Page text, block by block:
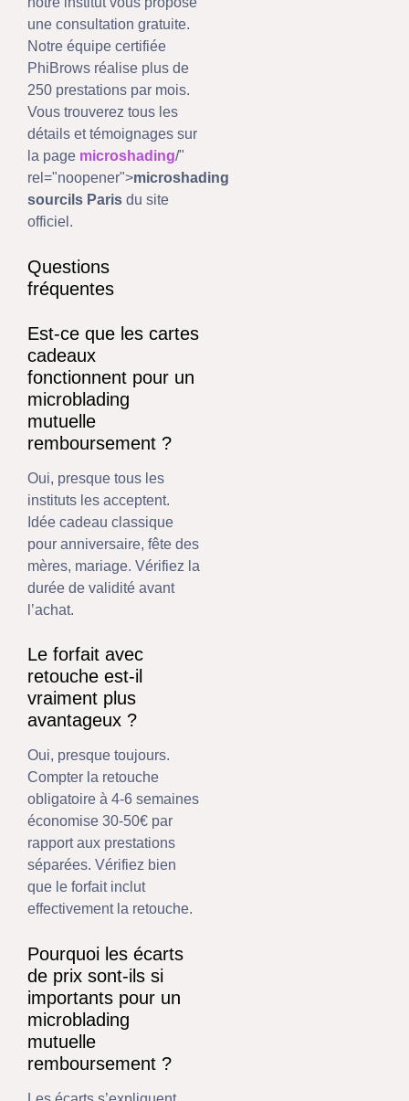
une consultation gratuite.
Notre équipe certifiée
PhiBrows réalise plus de
250 prestations par mois.
Vous trouverez tous les
détails et témoignages sur
la page microshading/"
rel="noopener">microshading
sourcils Paris du site
officiel.
Questions
fréquentes
Est-ce que les cartes
cadeaux
fonctionnent pour un
microblading
mutuelle
remboursement ?
Oui, presque tous les
instituts les acceptent.
Idée cadeau classique
pour anniversaire, fête des
mères, mariage. Vérifiez la
durée de validité avant
l’achat.
Le forfait avec
retouche est-il
vraiment plus
avantageux ?
Oui, presque toujours.
Compter la retouche
obligatoire à 4-6 semaines
économise 30-50€ par
rapport aux prestations
séparées. Vérifiez bien
que le forfait inclut
effectivement la retouche.
Pourquoi les écarts
de prix sont-ils si
importants pour un
microblading
mutuelle
remboursement ?